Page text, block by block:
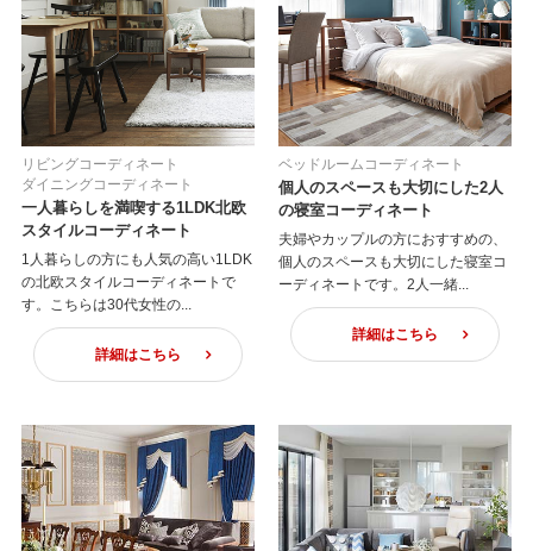
リビングコーディネート
ダイニングコーディネート
一人暮らしを満喫する1LDK北欧
スタイルコーディネート
1人暮らしの方にも人気の高い1LDK
の北欧スタイルコーディネートで
す。こちらは30代女性の...
詳細はこちら
ベッドルームコーディネート
個人のスペースも大切にした2人
の寝室コーディネート
夫婦やカップルの方におすすめの、
個人のスペースも大切にした寝室コ
ーディネートです。2人一緒...
詳細はこちら